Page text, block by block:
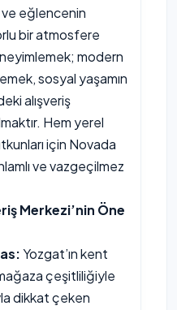
ve eğlencenin
bir atmosfere
modern
sosyal yaşamın
alışveriş
Hem yerel
için Novada
ve vazgeçilmez
Merkezi’nin Öne
Yozgat’ın kent
çeşitliliğiyle
dikkat çeken